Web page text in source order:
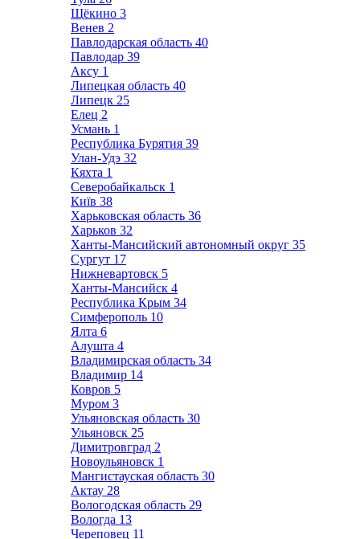
Щёкино 3
Венев 2
Павлодарская область 40
Павлодар 39
Аксу 1
Липецкая область 40
Липецк 25
Елец 2
Усмань 1
Республика Бурятия 39
Улан-Удэ 32
Кяхта 1
Северобайкальск 1
Київ 38
Харьковская область 36
Харьков 32
Ханты-Мансийский автономный округ 35
Сургут 17
Нижневартовск 5
Ханты-Мансийск 4
Республика Крым 34
Симферополь 10
Ялта 6
Алушта 4
Владимирская область 34
Владимир 14
Ковров 5
Муром 3
Ульяновская область 30
Ульяновск 25
Димитровград 2
Новоульяновск 1
Мангистауская область 30
Актау 28
Вологодская область 29
Вологда 13
Череповец 11